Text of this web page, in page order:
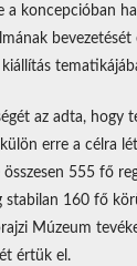
a koncepcióban
bevezetését
az adta, hogy
erre a célra
555 fő
stabilan 160 fő
Múzeum
értük el.